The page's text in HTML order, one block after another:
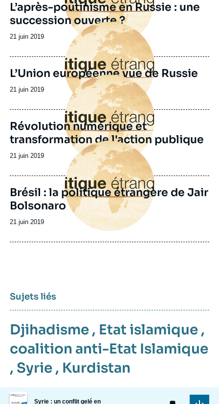
L’après-poutinisme en Russie : une
succession ouverte ?
Date
publication
21 juin 2019
Image
principale
L’Union européenne vue de Russie
Date
publication
21 juin 2019
Image
principale
Révolution numérique et
transformation de l'action publique
Date
publication
21 juin 2019
Image
principale
Brésil : la politique étrangère de Jair
Bolsonaro
Date
publication
21 juin 2019
Sujets liés
Djihadisme , Etat islamique ,
coalition anti-Etat Islamique
, Syrie , Kurdistan
Image
Syrie : un conflit gelé en